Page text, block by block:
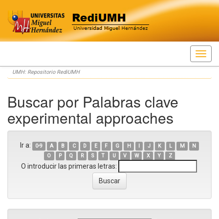
Skip
navigation
UMH: Repositorio RediUMH
Buscar por Palabras clave
experimental approaches
Ir a: 0-9 A B C D E F G H I J K L M
N
O
P Q R S T U V W X Y Z
O introducir las primeras letras: